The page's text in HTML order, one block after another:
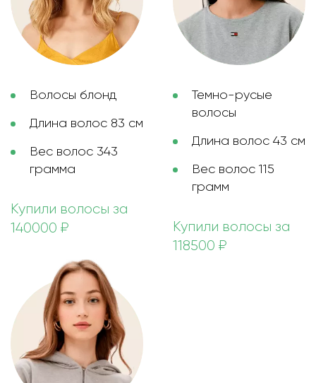
Волосы блонд
Длина волос 83 см
Вес волос 343
грамма
Купили волосы за
140000 ₽
Темно-русые
волосы
Длина волос 43 см
Вес волос 115
грамм
Купили волосы за
118500 ₽